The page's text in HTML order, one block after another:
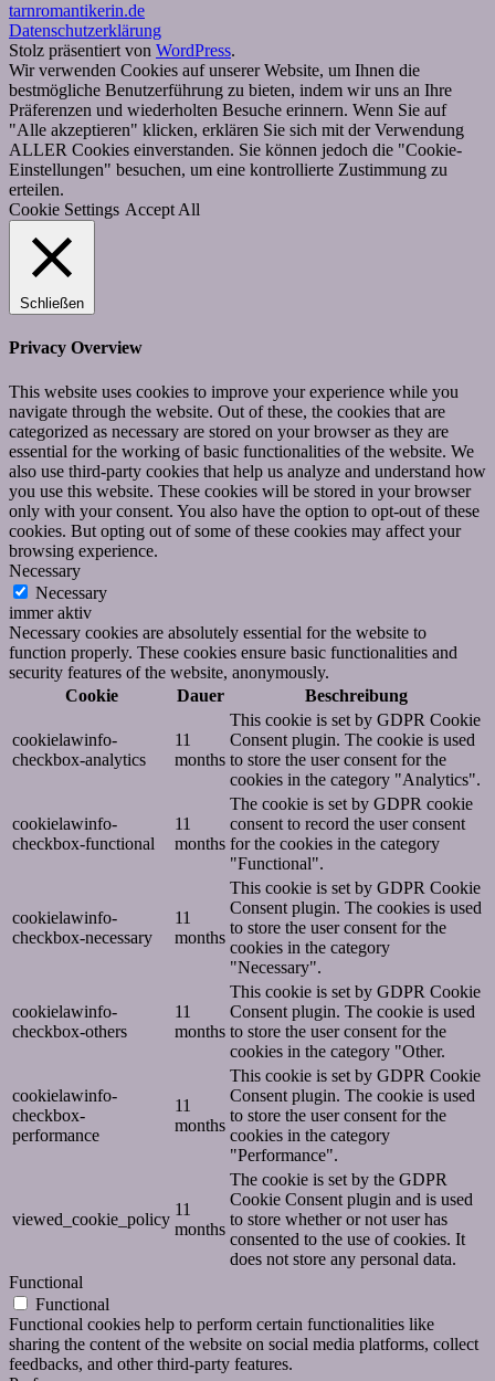
tarnromantikerin.de
Datenschutzerklärung
Stolz präsentiert von WordPress.
Wir verwenden Cookies auf unserer Website, um Ihnen die
bestmögliche Benutzerführung zu bieten, indem wir uns an Ihre
Präferenzen und wiederholten Besuche erinnern. Wenn Sie auf
"Alle akzeptieren" klicken, erklären Sie sich mit der Verwendung
ALLER Cookies einverstanden. Sie können jedoch die "Cookie-
Einstellungen" besuchen, um eine kontrollierte Zustimmung zu
erteilen.
Cookie Settings Accept All
Schließen
Privacy Overview
This website uses cookies to improve your experience while you
navigate through the website. Out of these, the cookies that are
categorized as necessary are stored on your browser as they are
essential for the working of basic functionalities of the website. We
also use third-party cookies that help us analyze and understand how
you use this website. These cookies will be stored in your browser
only with your consent. You also have the option to opt-out of these
cookies. But opting out of some of these cookies may affect your
browsing experience.
Necessary
Necessary
immer aktiv
Necessary cookies are absolutely essential for the website to
function properly. These cookies ensure basic functionalities and
security features of the website, anonymously.
Cookie
Dauer Beschreibung
cookielawinfo-
checkbox-analytics
11
months
This cookie is set by GDPR Cookie
Consent plugin. The cookie is used
to store the user consent for the
cookies in the category "Analytics".
cookielawinfo-
checkbox-functional
11
months
The cookie is set by GDPR cookie
consent to record the user consent
for the cookies in the category
"Functional".
cookielawinfo-
checkbox-necessary
11
months
This cookie is set by GDPR Cookie
Consent plugin. The cookies is used
to store the user consent for the
cookies in the category
"Necessary".
cookielawinfo-
checkbox-others
11
months
This cookie is set by GDPR Cookie
Consent plugin. The cookie is used
to store the user consent for the
cookies in the category "Other.
cookielawinfo-
checkbox-
performance
11
months
This cookie is set by GDPR Cookie
Consent plugin. The cookie is used
to store the user consent for the
cookies in the category
"Performance".
viewed_cookie_policy
11
months
The cookie is set by the GDPR
Cookie Consent plugin and is used
to store whether or not user has
consented to the use of cookies. It
does not store any personal data.
Functional
Functional
Functional cookies help to perform certain functionalities like
sharing the content of the website on social media platforms, collect
feedbacks, and other third-party features.